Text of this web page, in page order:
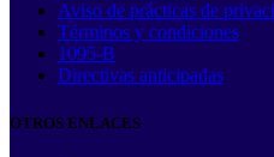
Aviso de prácticas de
Términos y condiciones
1095-B
Directivas anticipadas
OTROS ENLACES